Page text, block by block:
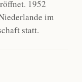
1952
im
statt.